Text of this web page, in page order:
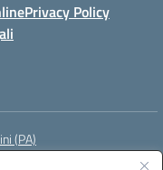
Privacy Policy
(PA)